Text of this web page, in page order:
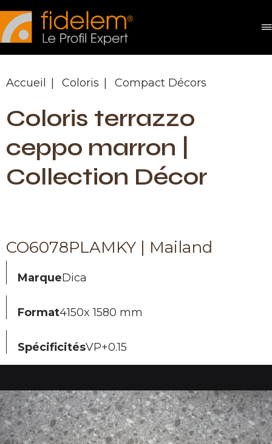
Panneau de gestion des cookies
Accueil Coloris Compact Décors
Coloris terrazzo
ceppo marron |
Collection Décor
CO6078PLAMKY | Mailand
MarqueDica
Format4150x 1580 mm
SpécificitésVP+0.15